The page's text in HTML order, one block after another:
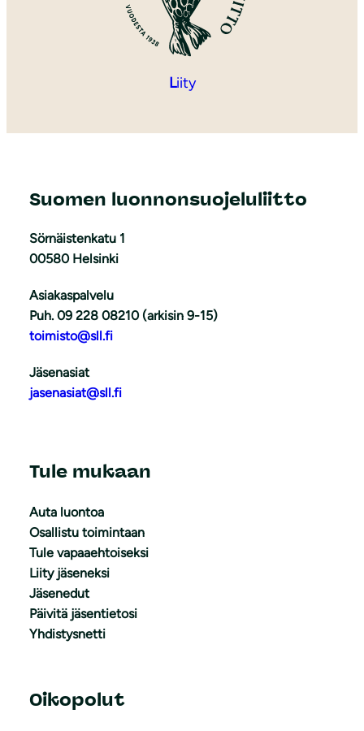
Liity
Suomen luonnonsuojeluliitto
Sörnäistenkatu 1
00580 Helsinki
Asiakaspalvelu
Puh. 09 228 08210 (arkisin 9-15)
toimisto@sll.fi
Jäsenasiat
jasenasiat@sll.fi
Tule mukaan
Auta luontoa
Osallistu toimintaan
Tule vapaaehtoiseksi
Liity jäseneksi
Jäsenedut
Päivitä jäsentietosi
Yhdistysnetti
Oikopolut